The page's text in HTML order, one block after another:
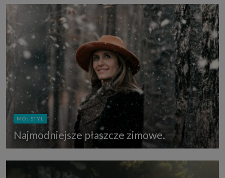
MÓJ STYL
Najmodniejsze płaszcze zimowe.